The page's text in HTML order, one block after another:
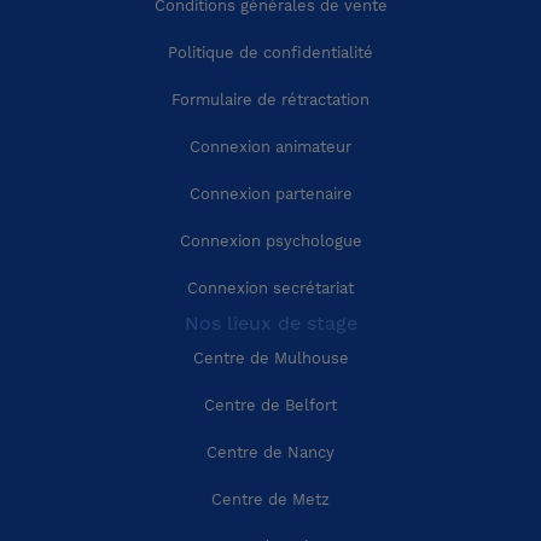
Région Auvergne-Rhône-Alpes
Région Provence-Alpes-Côte-d'Azur
Corrèze (19)
Côtes-d'Armor (22)
Doubs (25)
Conditions générales de vente
Politique de confidentialité
Formulaire de rétractation
Connexion animateur
Connexion partenaire
Connexion psychologue
Connexion secrétariat
Nos lieux de stage
Centre de Mulhouse
Centre de Belfort
Centre de Nancy
Centre de Metz